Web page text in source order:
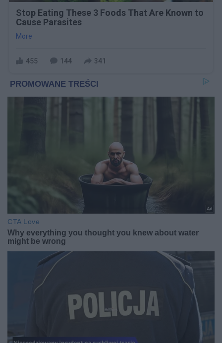
Stop Eating These 3 Foods That Are Known to
Cause Parasites
More
455 144 341